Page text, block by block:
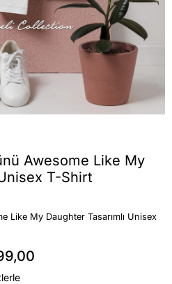
Awesome Like My
T-Shirt
Like My Daughter Tasarımlı Unisex